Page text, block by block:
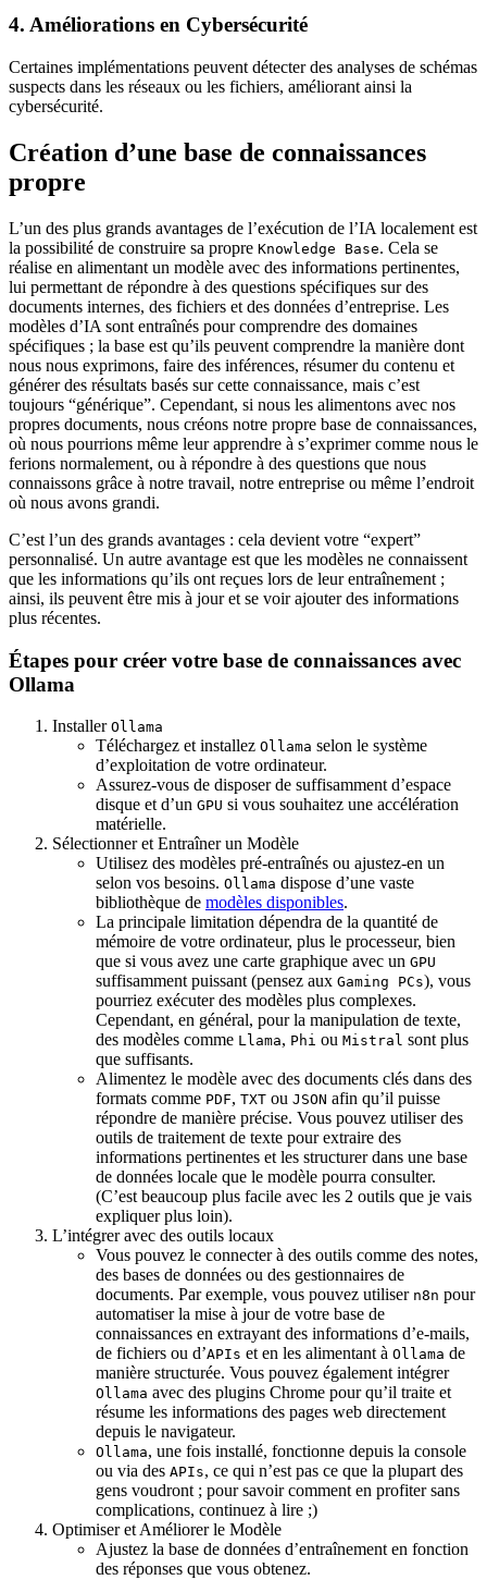
4. Améliorations en Cybersécurité
Certaines implémentations peuvent détecter des analyses de schémas
suspects dans les réseaux ou les fichiers, améliorant ainsi la
cybersécurité.
Création d’une base de connaissances
propre
L’un des plus grands avantages de l’exécution de l’IA localement est
la possibilité de construire sa propre Knowledge Base. Cela se
réalise en alimentant un modèle avec des informations pertinentes,
lui permettant de répondre à des questions spécifiques sur des
documents internes, des fichiers et des données d’entreprise. Les
modèles d’IA sont entraînés pour comprendre des domaines
spécifiques ; la base est qu’ils peuvent comprendre la manière dont
nous nous exprimons, faire des inférences, résumer du contenu et
générer des résultats basés sur cette connaissance, mais c’est
toujours “générique”. Cependant, si nous les alimentons avec nos
propres documents, nous créons notre propre base de connaissances,
où nous pourrions même leur apprendre à s’exprimer comme nous le
ferions normalement, ou à répondre à des questions que nous
connaissons grâce à notre travail, notre entreprise ou même l’endroit
où nous avons grandi.
C’est l’un des grands avantages : cela devient votre “expert”
personnalisé. Un autre avantage est que les modèles ne connaissent
que les informations qu’ils ont reçues lors de leur entraînement ;
ainsi, ils peuvent être mis à jour et se voir ajouter des informations
plus récentes.
Étapes pour créer votre base de connaissances avec
Ollama
Installer Ollama
Téléchargez et installez Ollama selon le système
d’exploitation de votre ordinateur.
Assurez-vous de disposer de suffisamment d’espace
disque et d’un GPU si vous souhaitez une accélération
matérielle.
Sélectionner et Entraîner un Modèle
Utilisez des modèles pré-entraînés ou ajustez-en un
selon vos besoins. Ollama dispose d’une vaste
bibliothèque de modèles disponibles.
La principale limitation dépendra de la quantité de
mémoire de votre ordinateur, plus le processeur, bien
que si vous avez une carte graphique avec un GPU
suffisamment puissant (pensez aux Gaming PCs), vous
pourriez exécuter des modèles plus complexes.
Cependant, en général, pour la manipulation de texte,
des modèles comme Llama, Phi ou Mistral sont plus
que suffisants.
Alimentez le modèle avec des documents clés dans des
formats comme PDF, TXT ou JSON afin qu’il puisse
répondre de manière précise. Vous pouvez utiliser des
outils de traitement de texte pour extraire des
informations pertinentes et les structurer dans une base
de données locale que le modèle pourra consulter.
(C’est beaucoup plus facile avec les 2 outils que je vais
expliquer plus loin).
L’intégrer avec des outils locaux
Vous pouvez le connecter à des outils comme des notes,
des bases de données ou des gestionnaires de
documents. Par exemple, vous pouvez utiliser n8n pour
automatiser la mise à jour de votre base de
connaissances en extrayant des informations d’e-mails,
de fichiers ou d’APIs et en les alimentant à Ollama de
manière structurée. Vous pouvez également intégrer
Ollama avec des plugins Chrome pour qu’il traite et
résume les informations des pages web directement
depuis le navigateur.
Ollama, une fois installé, fonctionne depuis la console
ou via des APIs, ce qui n’est pas ce que la plupart des
gens voudront ; pour savoir comment en profiter sans
complications, continuez à lire ;)
Optimiser et Améliorer le Modèle
Ajustez la base de données d’entraînement en fonction
des réponses que vous obtenez.